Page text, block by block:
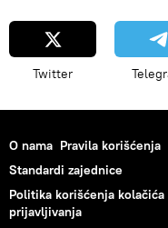
Twitter
O nama Pravila korišćenja
Standardi zajednice
Politika korišćenja
prijavljivanja